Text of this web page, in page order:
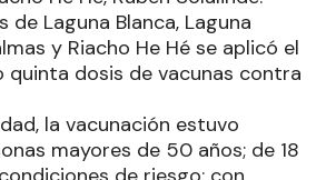
de salud y vida de una
adelante nuestro querido
localidad como así
vecinas”, dijo el
He Hé, Rubén Solalinde.
de Laguna Blanca, Laguna